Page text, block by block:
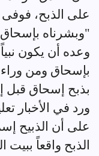
على الذبح، فوفى
"وبشرناه بإسحاق
وعده أن يكون
بإسحاق ومن
بذبح إسحاق قبل
ورد في الأخبار
على أن الذبيح
الذبح واقعاً